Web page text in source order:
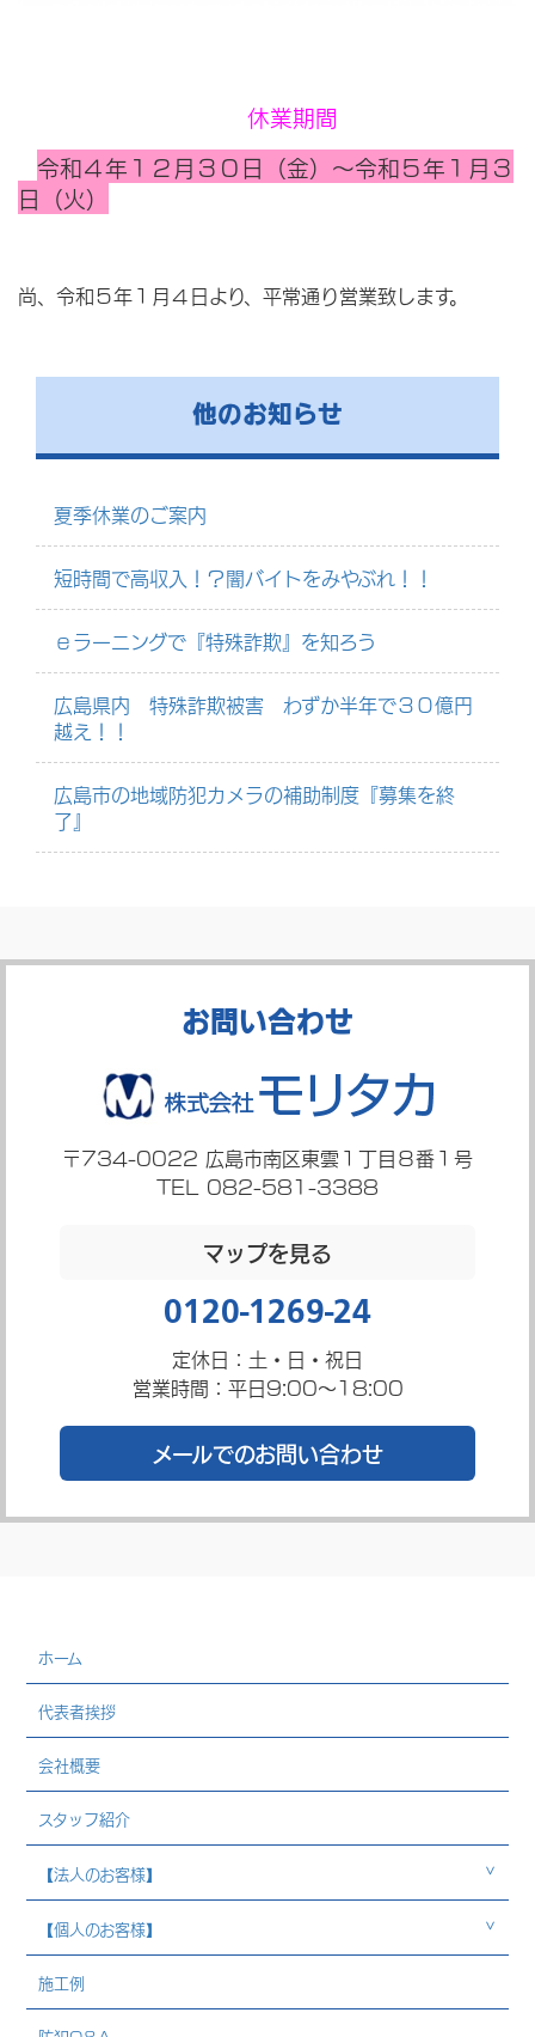
休業期間
令和４年１２月３０日（金）～令和５年１月３
日（火）
尚、令和５年１月４日より、平常通り営業致します。
他のお知らせ
夏季休業のご案内
短時間で高収入！？闇バイトをみやぶれ！！
ｅラーニングで『特殊詐欺』を知ろう
広島県内 特殊詐欺被害 わずか半年で３０億円
越え！！
広島市の地域防犯カメラの補助制度『募集を終
了』
お問い合わせ
〒734-0022 広島市南区東雲１丁目８番１号
TEL 082-581-3388
マップを見る
0120-1269-24
定休日：土・日・祝日
営業時間：平日9:00～18:00
メールでのお問い合わせ
ホーム
代表者挨拶
会社概要
スタッフ紹介
【法人のお客様】
【個人のお客様】
施工例